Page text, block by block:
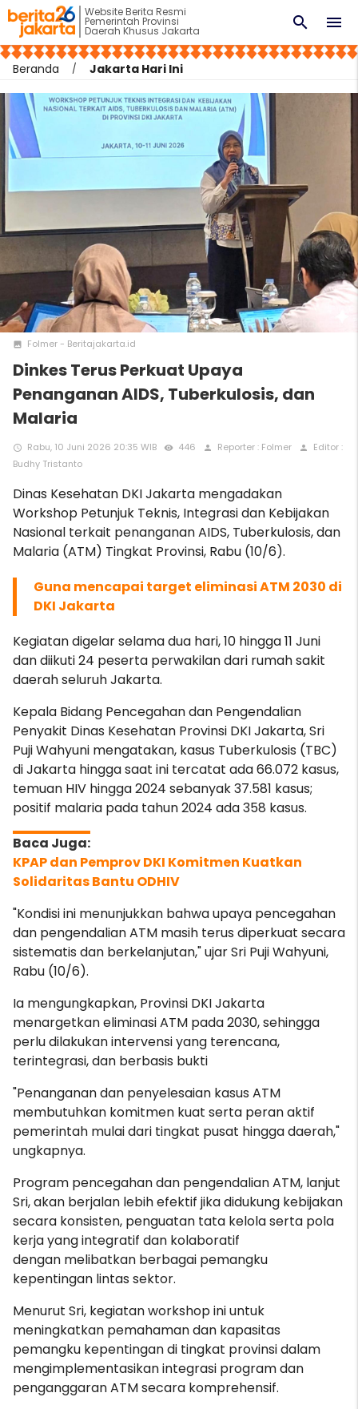
Website Berita Resmi
Pemerintah Provinsi
Daerah Khusus Jakarta menu
search
Beranda Jakarta Hari Ini
photo Folmer - Beritajakarta.id
Dinkes Terus Perkuat Upaya
Penanganan AIDS, Tuberkulosis, dan
Malaria
access_time Rabu, 10 Juni 2026 20:35 WIB remove_red_eye 446 person Reporter : Folmer person
Editor :
Budhy Tristanto
Dinas Kesehatan DKI Jakarta mengadakan
Workshop Petunjuk Teknis, Integrasi dan Kebijakan
Nasional terkait penanganan AIDS, Tuberkulosis, dan
Malaria (ATM) Tingkat Provinsi, Rabu (10/6).
Guna mencapai target eliminasi ATM 2030 di
DKI Jakarta
Kegiatan digelar selama dua hari, 10 hingga 11 Juni
dan diikuti 24 peserta perwakilan dari rumah sakit
daerah seluruh Jakarta.
Kepala Bidang Pencegahan dan Pengendalian
Penyakit Dinas Kesehatan Provinsi DKI Jakarta, Sri
Puji Wahyuni mengatakan, kasus Tuberkulosis (TBC)
di Jakarta hingga saat ini tercatat ada 66.072 kasus,
temuan HIV hingga 2024 sebanyak 37.581 kasus;
positif malaria pada tahun 2024 ada 358 kasus.
KPAP dan Pemprov DKI Komitmen Kuatkan
Solidaritas Bantu ODHIV
"Kondisi ini menunjukkan bahwa upaya pencegahan
dan pengendalian ATM masih terus diperkuat secara
sistematis dan berkelanjutan," ujar Sri Puji Wahyuni,
Rabu (10/6).
Ia mengungkapkan, Provinsi DKI Jakarta
menargetkan eliminasi ATM pada 2030, sehingga
perlu dilakukan intervensi yang terencana,
terintegrasi, dan berbasis bukti
"Penanganan dan penyelesaian kasus ATM
membutuhkan komitmen kuat serta peran aktif
pemerintah mulai dari tingkat pusat hingga daerah,"
ungkapnya.
Program pencegahan dan pengendalian ATM, lanjut
Sri, akan berjalan lebih efektif jika didukung kebijakan
secara konsisten, penguatan tata kelola serta pola
kerja yang integratif dan kolaboratif
dengan melibatkan berbagai pemangku
kepentingan lintas sektor.
Menurut Sri, kegiatan workshop ini untuk
meningkatkan pemahaman dan kapasitas
pemangku kepentingan di tingkat provinsi dalam
mengimplementasikan integrasi program dan
penganggaran ATM secara komprehensif.